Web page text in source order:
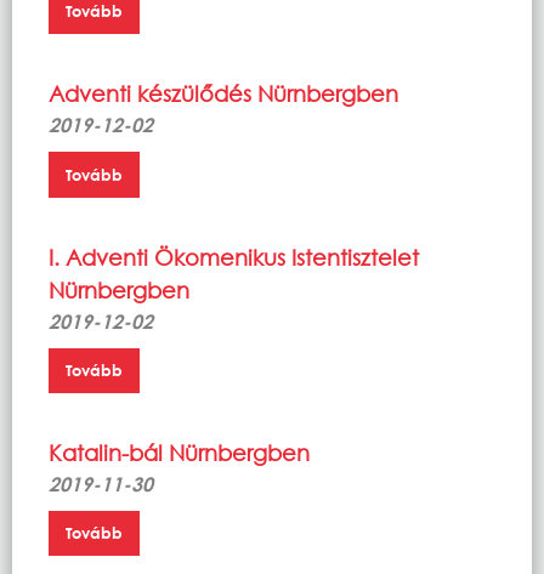
Tovább
Adventi készülődés Nürnbergben
2019-12-02
Tovább
I. Adventi Ökomenikus Istentisztelet
Nürnbergben
2019-12-02
Tovább
Katalin-bál Nürnbergben
2019-11-30
Tovább